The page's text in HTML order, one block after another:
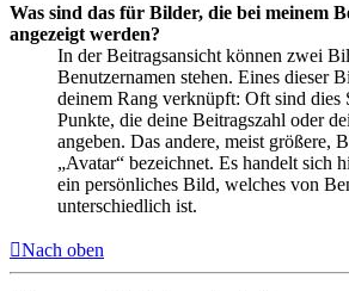
Was sind das für Bilder, die bei meinem
angezeigt werden?
In der Beitragsansicht können zwei
Benutzernamen stehen. Eines dieser
deinem Rang verknüpft: Oft sind dies
Punkte, die deine Beitragszahl oder
angeben. Das andere, meist größere,
„Avatar“ bezeichnet. Es handelt sich
ein persönliches Bild, welches von
unterschiedlich ist.
Nach oben